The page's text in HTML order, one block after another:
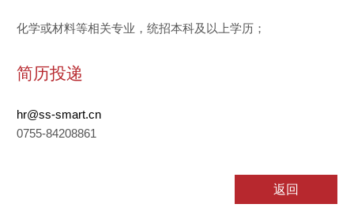
化学或材料等相关专业，统招本科及以上学历；
简历投递
hr@ss-smart.cn
0755-84208861
返回
邮箱 *